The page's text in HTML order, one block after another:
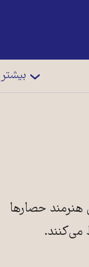
بیشتر
حصارها
می‌کنند.